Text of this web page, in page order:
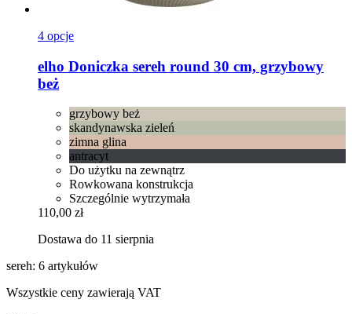
4 opcje
elho Doniczka sereh round 30 cm, grzybowy
beż
grzybowy beż
skandynawska zieleń
zimna glina
antracyt
Do użytku na zewnątrz
Rowkowana konstrukcja
Szczególnie wytrzymała
110,00 zł
Dostawa do 11 sierpnia
sereh: 6 artykułów
Wszystkie ceny zawierają VAT